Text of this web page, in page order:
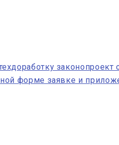
форме заявке и